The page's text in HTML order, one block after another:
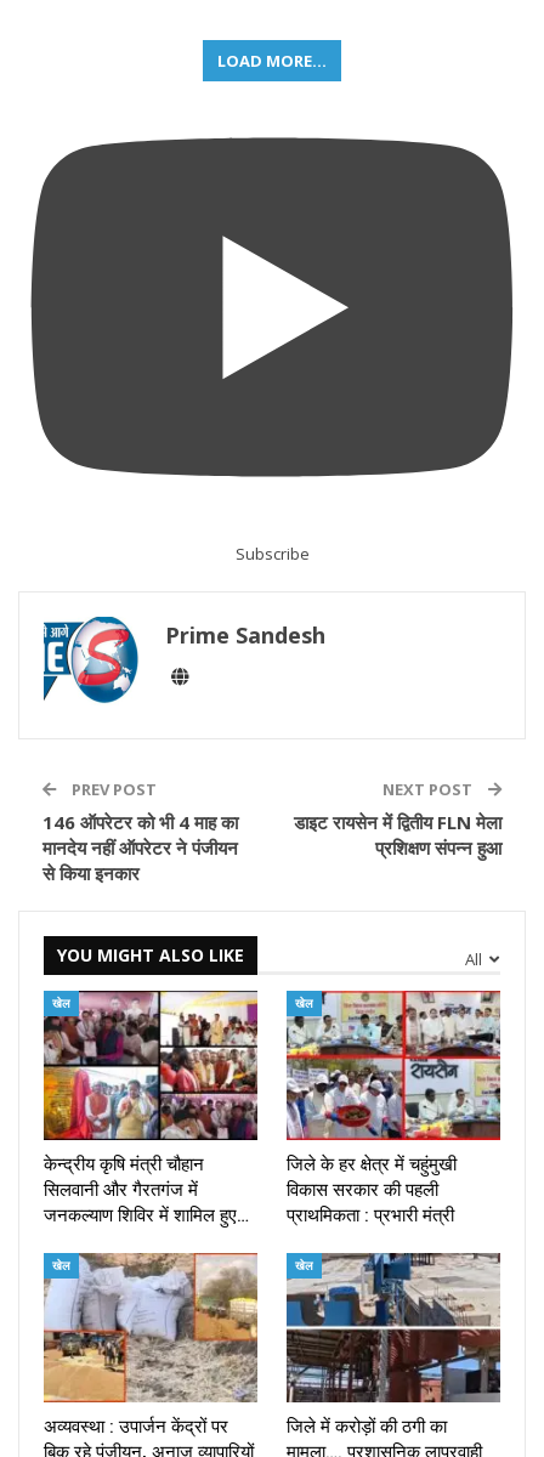
LOAD MORE...
Subscribe
Prime Sandesh
PREV POST
146 ऑपरेटर को भी 4 माह का
मानदेय नहीं ऑपरेटर ने पंजीयन
से किया इनकार
NEXT POST
डाइट रायसेन में द्वितीय FLN मेला
प्रशिक्षण संपन्न हुआ
All
YOU MIGHT ALSO LIKE
खेल
केन्द्रीय कृषि मंत्री चौहान
सिलवानी और गैरतगंज में
जनकल्याण शिविर में शामिल हुए…
खेल
जिले के हर क्षेत्र में चहुंमुखी
विकास सरकार की पहली
प्राथमिकता : प्रभारी मंत्री
खेल
अव्यवस्था : उपार्जन केंद्रों पर
बिक रहे पंजीयन, अनाज व्यापारियों
खेल
जिले में करोड़ों की ठगी का
मामला…. प्रशासनिक लापरवाही